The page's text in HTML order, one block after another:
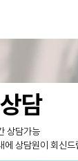
담
상담가능
에 상담원이 회신드